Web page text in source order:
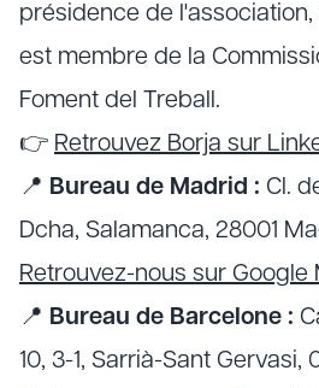
présidence de
est membre de la
Foment del Treball.
👉 Retrouvez Borja sur
📍 Bureau de Madrid : Cl.
Dcha, Salamanca, 28001
Retrouvez-nous sur Google
📍 Bureau de Barcelone :
10, 3-1, Sarrià-Sant Gervasi,